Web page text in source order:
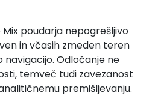
poudarja nepogrešljivo
in včasih zmeden teren
Odločanje ne
temveč tudi zavezanost
premišljevanju.